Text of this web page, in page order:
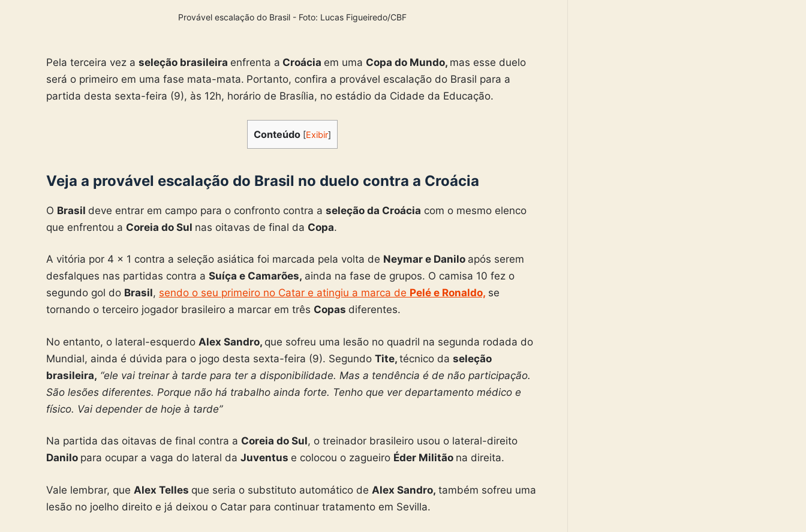
Provável escalação do Brasil - Foto: Lucas Figueiredo/CBF
Pela terceira vez a seleção brasileira enfrenta a Croácia em uma Copa do Mundo, mas esse duelo
será o primeiro em uma fase mata-mata. Portanto, confira a provável escalação do Brasil para a
partida desta sexta-feira (9), às 12h, horário de Brasília, no estádio da Cidade da Educação.
Conteúdo [Exibir]
Veja a provável escalação do Brasil no duelo contra a Croácia
O Brasil deve entrar em campo para o confronto contra a seleção da Croácia com o mesmo elenco
que enfrentou a Coreia do Sul nas oitavas de final da Copa.
A vitória por 4 x 1 contra a seleção asiática foi marcada pela volta de Neymar e Danilo após serem
desfalques nas partidas contra a Suíça e Camarões, ainda na fase de grupos. O camisa 10 fez o
segundo gol do Brasil, sendo o seu primeiro no Catar e atingiu a marca de Pelé e Ronaldo, se
tornando o terceiro jogador brasileiro a marcar em três Copas diferentes.
No entanto, o lateral-esquerdo Alex Sandro, que sofreu uma lesão no quadril na segunda rodada do
Mundial, ainda é dúvida para o jogo desta sexta-feira (9). Segundo Tite, técnico da seleção
brasileira, “ele vai treinar à tarde para ter a disponibilidade. Mas a tendência é de não participação.
São lesões diferentes. Porque não há trabalho ainda forte. Tenho que ver departamento médico e
físico. Vai depender de hoje à tarde”
Na partida das oitavas de final contra a Coreia do Sul, o treinador brasileiro usou o lateral-direito
Danilo para ocupar a vaga do lateral da Juventus e colocou o zagueiro Éder Militão na direita.
Vale lembrar, que Alex Telles que seria o substituto automático de Alex Sandro, também sofreu uma
lesão no joelho direito e já deixou o Catar para continuar tratamento em Sevilla.